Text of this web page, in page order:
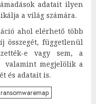
adatait ilyen
a világ számára.
ahol elérhető több
összegét, függetlenül
e vagy sem, a
valamint megjelölik a
és adatait is.
ransomwaremap